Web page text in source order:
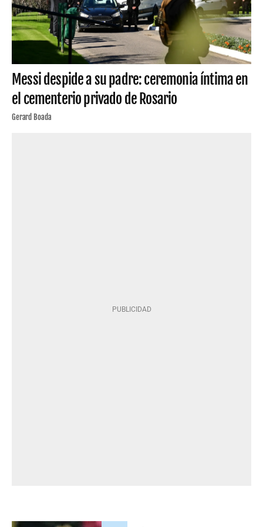
Messi despide a su padre: ceremonia íntima en
el cementerio privado de Rosario
Gerard Boada